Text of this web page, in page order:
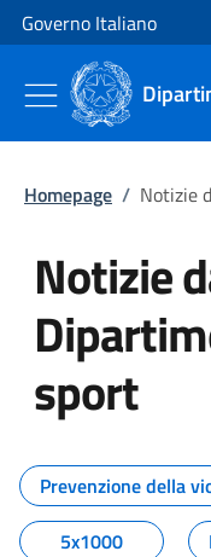
Vai al contenuto
Vai alla navigazione del
Governo Italiano
Homepage / Notizie
Notizie
sport
Tutti i
Prevenzione della
5x1000